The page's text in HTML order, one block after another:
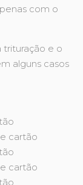
com o
e o
alguns casos
cartão
cartão